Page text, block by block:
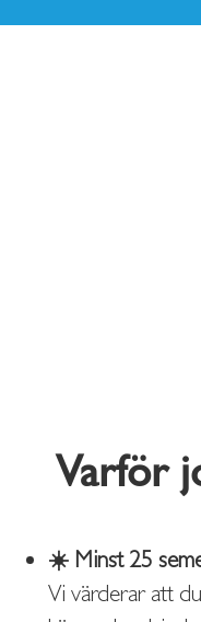
Varför
☀️ Minst 25
Vi värderar att